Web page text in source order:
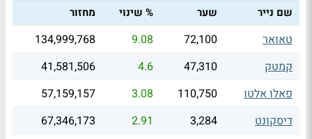
שם נייר שער % שינוי מחזור
טאואר 72,100
9.08
134,999,768
קמטק
47,310
4.6
41,581,506
פאלו אלטו
110,750
3.08
57,159,157
דיסקונט
3,284
2.91
67,346,173